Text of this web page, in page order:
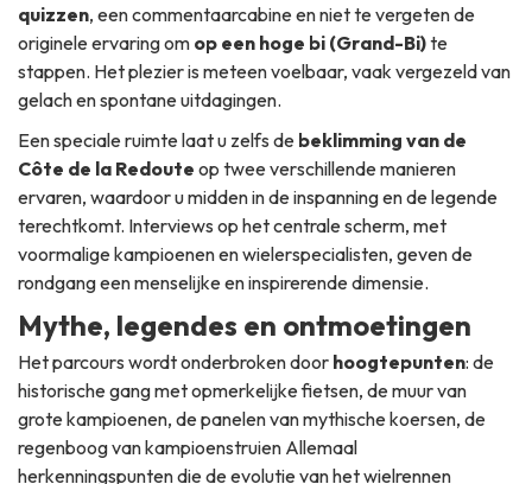
quizzen, een commentaarcabine en niet te vergeten de
originele ervaring om op een hoge bi (Grand-Bi)te
stappen. Het plezier is meteen voelbaar, vaak vergezeld van
gelach en spontane uitdagingen.
Een speciale ruimte laat u zelfs de beklimming van de
Côte de la Redoute op twee verschillende manieren
ervaren, waardoor u midden in de inspanning en de legende
terechtkomt. Interviews op het centrale scherm, met
voormalige kampioenen en wielerspecialisten, geven de
rondgang een menselijke en inspirerende dimensie.
Mythe, legendes en ontmoetingen
Het parcours wordt onderbroken door hoogtepunten: de
historische gang met opmerkelijke fietsen, de muur van
grote kampioenen, de panelen van mythische koersen, de
regenboog van kampioenstruien Allemaal
herkenningspunten die de evolutie van het wielrennen